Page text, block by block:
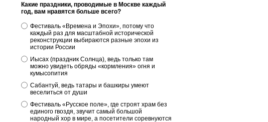
Какие праздники, проводимые в Москве каждый
год, вам нравятся больше всего?
Фестиваль «Времена и Эпохи», потому что
каждый раз для масштабной исторической
реконструкции выбираются разные эпохи из
истории России
Иысах (праздник Солнца), ведь только там
можно увидеть обряды «кормления» огня и
кумысопития
Сабантуй, ведь татары и башкиры умеют
веселиться от души
Фестиваль «Русское поле», где строят храм без
единого гвоздя, звучит самый большой
народный хор в мире, а посетители соревнуются